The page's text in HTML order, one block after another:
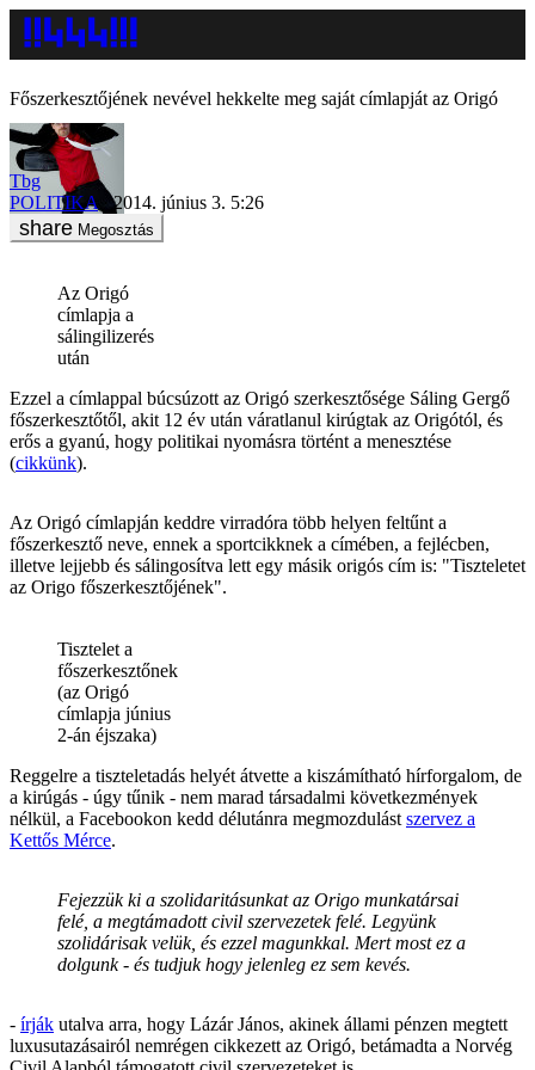
Főszerkesztőjének nevével hekkelte meg saját címlapját az Origó
Tbg
POLITIKA
2014. június 3. 5:26
Megosztás
Az Origó
címlapja a
sálingilizerés
után
Ezzel a címlappal búcsúzott az Origó szerkesztősége Sáling Gergő
főszerkesztőtől, akit 12 év után váratlanul kirúgtak az Origótól, és
erős a gyanú, hogy politikai nyomásra történt a menesztése
(cikkünk).
Az Origó címlapján keddre virradóra több helyen feltűnt a
főszerkesztő neve, ennek a sportcikknek a címében, a fejlécben,
illetve lejjebb és sálingosítva lett egy másik origós cím is: "Tiszteletet
az Origo főszerkesztőjének".
Tisztelet a
főszerkesztőnek
(az Origó
címlapja június
2-án éjszaka)
Reggelre a tiszteletadás helyét átvette a kiszámítható hírforgalom, de
a kirúgás - úgy tűnik - nem marad társadalmi következmények
nélkül, a Facebookon kedd délutánra megmozdulást szervez a
Kettős Mérce.
Fejezzük ki a szolidaritásunkat az Origo munkatársai
felé, a megtámadott civil szervezetek felé. Legyünk
szolidárisak velük, és ezzel magunkkal. Mert most ez a
dolgunk - és tudjuk hogy jelenleg ez sem kevés.
- írják utalva arra, hogy Lázár János, akinek állami pénzen megtett
luxusutazásairól nemrégen cikkezett az Origó, betámadta a Norvég